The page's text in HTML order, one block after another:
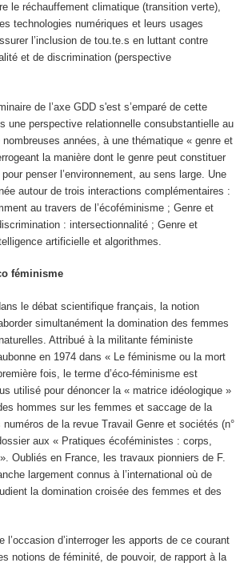
le réchauffement climatique (transition verte),
technologies numériques et leurs usages
l’inclusion de tou.te.s en luttant contre
et de discrimination (perspective
de l’axe GDD s'est s’emparé de cette
une perspective relationnelle consubstantielle au
nombreuses années, à une thématique « genre et
la manière dont le genre peut constituer
penser l’environnement, au sens large. Une
autour de trois interactions complémentaires :
au travers de l’écoféminisme ; Genre et
: intersectionnalité ; Genre et
artificielle et algorithmes.
féminisme
le débat scientifique français, la notion
simultanément la domination des femmes
Attribué à la militante féministe
en 1974 dans « Le féminisme ou la mort
fois, le terme d’éco-féminisme est
utilisé pour dénoncer la « matrice idéologique »
hommes sur les femmes et saccage de la
numéros de la revue Travail Genre et sociétés (n°
aux « Pratiques écoféministes : corps,
Oubliés en France, les travaux pionniers de F.
largement connus à l’international où de
la domination croisée des femmes et des
l’occasion d’interroger les apports de ce courant
notions de féminité, de pouvoir, de rapport à la